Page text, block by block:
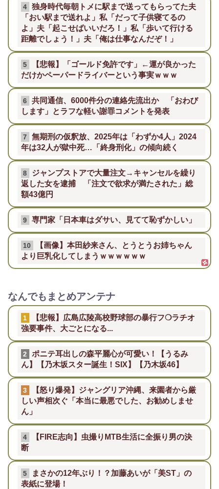
4
独身時代毎朝トメに駅まで送ってもらってた夫
「おい駅まで送れよ」私「だって子供寝てるの
よ」夫「起こせばいいだろ！」私「歩いて行ける
距離でしょう！」夫「俺は仕事なんだぞ！」
5
【悲報】「ゴールド免許です」←運が良かった
だけかペーパードライバーという事実ｗｗｗ
6
共同通信、6000件分の連絡先流出か 「おわび
します」とラフな軽い謝罪コメントを発表
7
無期刑の仮釈放、2025年は「わずか4人」2024
年は32人が獄中死…「終身刑化」の傾向続く
8
ジャンプストアで大量注文→キャンセルを繰り
返した女を逮捕 「注文で欲求が満たされた」総
額43億円
9 専門家「日本車はダサい、見てて恥ずかしい」
10
【画像】本田紗来さん、とうとうお姉ちゃん
より巨乳化してしまうｗｗｗｗｗｗ
なんでもまとめアンテナ
1
【悲報】広島広陵高校野球部の暴行フ❍ラチオ
強要事件、大ごとになる...
2
ポニテ耳出しの森平麗心が可愛い！【うるみ
ん】【乃木坂スター誕生！SIX】【乃木坂46】
3
【怒り爆発】ジャングリア沖縄、来園者から厳
しい声相次ぐ「本当に最悪でした、お勧めしませ
ん」
4
【FIRE志向】虫撮りMTB生活に全振り男の決
断
5
まさかの12年ぶり！？加藤あいが「美ST」の
表紙に登場！